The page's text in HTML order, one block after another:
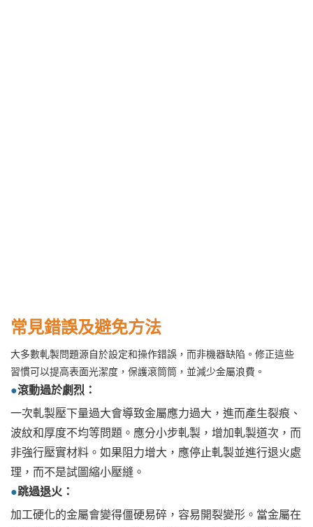
常見錯誤及避免方法
大多數軋製問題源自於設定和操作錯誤，而非機器缺陷。修正這些
習慣可以提高表面光潔度，保護滾筒筒，並減少金屬浪費。
●滾動過於劇烈：
一次軋製壓下量過大會導致金屬應力過大，進而產生裂痕、
波紋和厚度不均等問題。應分小步軋製，增加軋製道次，而
非強行壓實材料。如果阻力增大，應停止軋製並進行退火處
理，而不是試圖縮小壓縫。
●跳過退火：
加工硬化的金屬會變得僵硬易碎，容易開裂變形。當金屬在